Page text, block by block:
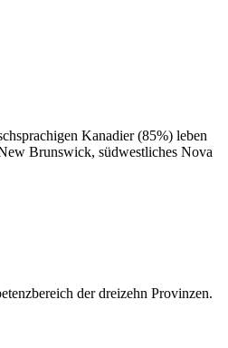
Kanadier (85%) leben
Brunswick, südwestliches Nova
der dreizehn Provinzen.